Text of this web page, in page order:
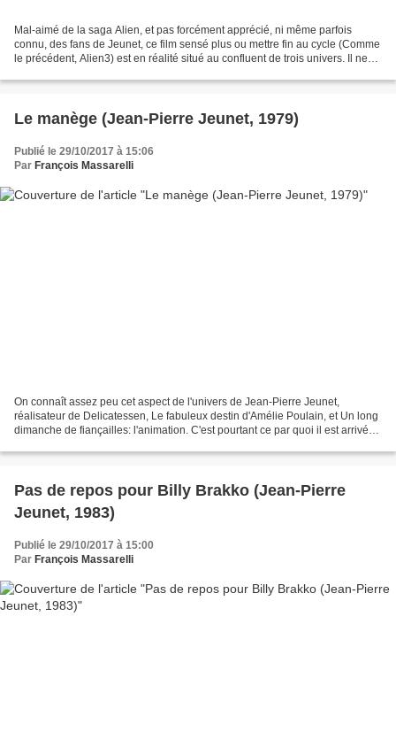
Mal-aimé de la saga Alien, et pas forcément apprécié, ni même parfois
connu, des fans de Jeunet, ce film sensé plus ou mettre fin au cycle (Comme
le précédent, Alien3) est en réalité situé au confluent de trois univers. Il ne
Le manège (Jean-Pierre Jeunet, 1979)
Publié le 29/10/2017 à 15:06
Par François Massarelli
On connaît assez peu cet aspect de l'univers de Jean-Pierre Jeunet,
réalisateur de Delicatessen, Le fabuleux destin d'Amélie Poulain, et Un long
dimanche de fiançailles: l'animation. C'est pourtant ce par quoi il est arrivé
Pas de repos pour Billy Brakko (Jean-Pierre
Jeunet, 1983)
Publié le 29/10/2017 à 15:00
Par François Massarelli